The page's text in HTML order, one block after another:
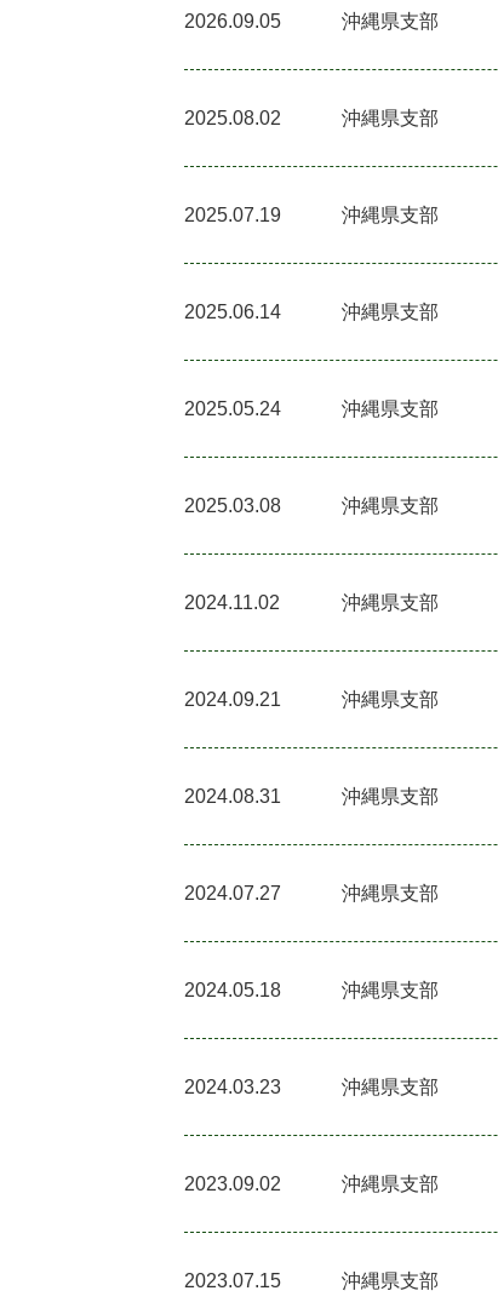
2026.09.05 沖縄県支部
2025.08.02 沖縄県支部
2025.07.19 沖縄県支部
2025.06.14 沖縄県支部
2025.05.24 沖縄県支部
2025.03.08 沖縄県支部
2024.11.02 沖縄県支部
2024.09.21 沖縄県支部
2024.08.31 沖縄県支部
2024.07.27 沖縄県支部
2024.05.18 沖縄県支部
2024.03.23 沖縄県支部
2023.09.02 沖縄県支部
2023.07.15 沖縄県支部